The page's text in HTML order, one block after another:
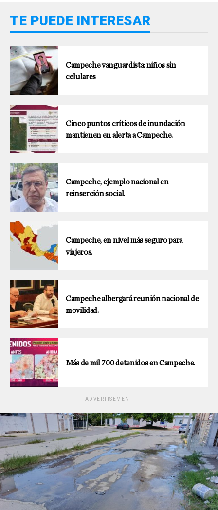
TE PUEDE INTERESAR
Campeche vanguardista: niños sin
celulares
Cinco puntos críticos de inundación
mantienen en alerta a Campeche.
Campeche, ejemplo nacional en
reinserción social.
Campeche, en nivel más seguro para
viajeros.
Campeche albergará reunión nacional de
movilidad.
Más de mil 700 detenidos en Campeche.
ADVERTISEMENT